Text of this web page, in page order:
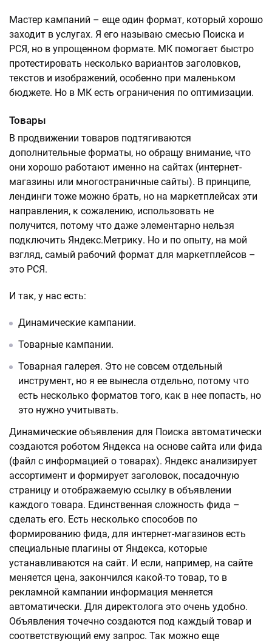
Мастер кампаний – еще один формат, который хорошо
заходит в услугах. Я его называю смесью Поиска и
РСЯ, но в упрощенном формате. МК помогает быстро
протестировать несколько вариантов заголовков,
текстов и изображений, особенно при маленьком
бюджете. Но в МК есть ограничения по оптимизации.
Товары
В продвижении товаров подтягиваются
дополнительные форматы, но обращу внимание, что
они хорошо работают именно на сайтах (интернет-
магазины или многостраничные сайты). В принципе,
лендинги тоже можно брать, но на маркетплейсах эти
направления, к сожалению, использовать не
получится, потому что даже элементарно нельзя
подключить Яндекс.Метрику. Но и по опыту, на мой
взгляд, самый рабочий формат для маркетплейсов –
это РСЯ.
И так, у нас есть:
Динамические кампании.
Товарные кампании.
Товарная галерея. Это не совсем отдельный
инструмент, но я ее вынесла отдельно, потому что
есть несколько форматов того, как в нее попасть, но
это нужно учитывать.
Динамические объявления для Поиска автоматически
создаются роботом Яндекса на основе сайта или фида
(файл с информацией о товарах). Яндекс анализирует
ассортимент и формирует заголовок, посадочную
страницу и отображаемую ссылку в объявлении
каждого товара. Единственная сложность фида –
сделать его. Есть несколько способов по
формированию фида, для интернет-магазинов есть
специальные плагины от Яндекса, которые
устанавливаются на сайт. И если, например, на сайте
меняется цена, закончился какой-то товар, то в
рекламной кампании информация меняется
автоматически. Для директолога это очень удобно.
Объявления точечно создаются под каждый товар и
соответствующий ему запрос. Так можно еще